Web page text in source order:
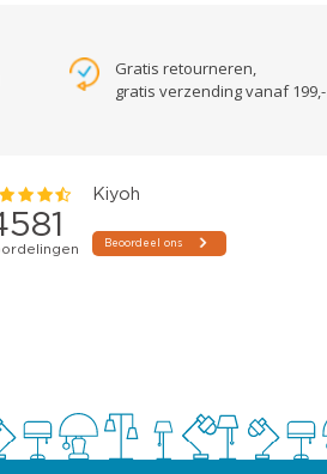
Gratis retourneren,
gratis verzending vanaf 199,-